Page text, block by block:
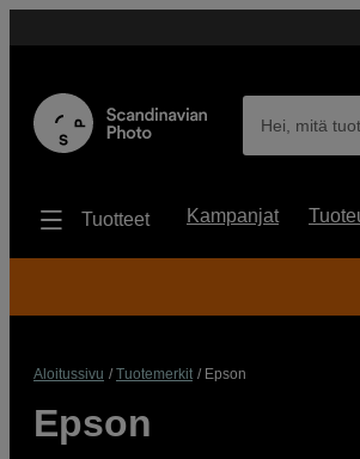
Hei, mitä
Tuotteet Kampanjat
Aloitussivu Tuotemerkit Epson
Epson